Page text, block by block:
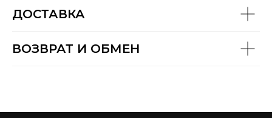
ДОСТАВКА
ВОЗВРАТ И ОБМЕН